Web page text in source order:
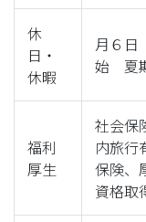
休
日・
休暇
月６
始 夏
福利
厚生
社会保
内旅行
保険、
資格取